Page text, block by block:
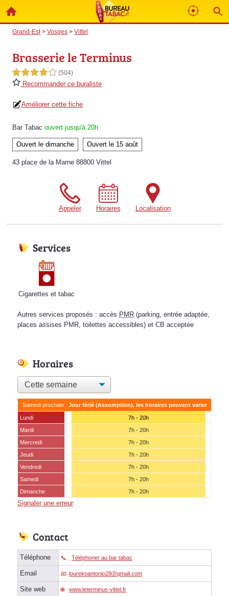
Grand-Est> Vosges > Vittel
Brasserie le Terminus
4,0 étoiles sur 5 (504)
Recommander ce buraliste
Améliorer cette fiche
Bar Tabac ouvert jusqu'à 20h
Ouvert le dimanche Ouvert le 15 août
43 place de la Marne 88800 Vittel
Appeler Horaires Localisation
Services
Cigarettes et tabac
Autres services proposés : accès PMR (parking, entrée adaptée,
places assises PMR, toilettes accessibles) et CB acceptée
Horaires
Samedi prochain : Jour férié (Assomption), les horaires peuvent varier
Lundi
7h - 20h
Mardi
7h - 20h
Mercredi
7h - 20h
Jeudi
7h - 20h
Vendredi
7h - 20h
Samedi
(15 août)
7h - 20h
Dimanche
7h - 20h
Signaler une erreur
Contact
Téléphone Téléphoner au bar tabac
Email loureiroantonio28ⓐgmail.com
Site web www.leterminus-vittel.fr